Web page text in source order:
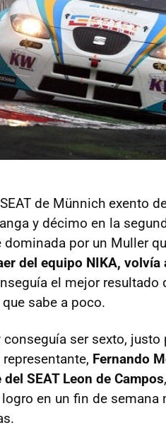
de Münnich exento
y décimo en la
por un Muller
del equipo NIKA,
el mejor resultado
sabe a poco.
ser sexto,
Fernando
SEAT Leon de Campos
en un fin de semana